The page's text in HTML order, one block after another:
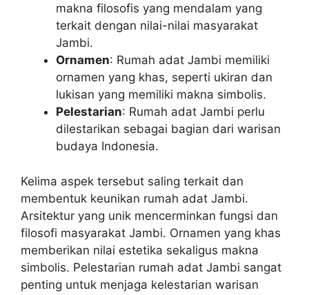
makna filosofis yang mendalam yang
terkait dengan nilai-nilai masyarakat
Jambi.
Ornamen: Rumah adat Jambi memiliki
ornamen yang khas, seperti ukiran dan
lukisan yang memiliki makna simbolis.
Pelestarian: Rumah adat Jambi perlu
dilestarikan sebagai bagian dari warisan
budaya Indonesia.
Kelima aspek tersebut saling terkait dan
membentuk keunikan rumah adat Jambi.
Arsitektur yang unik mencerminkan fungsi dan
filosofi masyarakat Jambi. Ornamen yang khas
memberikan nilai estetika sekaligus makna
simbolis. Pelestarian rumah adat Jambi sangat
penting untuk menjaga kelestarian warisan